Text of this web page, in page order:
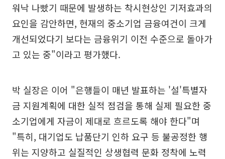
워낙 나빴기 때문에 발생하는 착시현상인 기저효과의
요인을 감안하면, 현재의 중소기업 금융여건이 크게
개선되었다기 보다는 금융위기 이전 수준으로 돌아가
고 있는 중"이라고 평가했다.
박 실장은 이어 "은행들이 매년 발표하는 '설'특별자
금 지원계획에 대한 실적 점검을 통해 실제 필요한 중
소기업에게 자금이 제대로 흐르도록 해야 한다"며
"특히, 대기업도 납품단기 인하 요구 등 불공정한 행
위는 지양하고 실질적인 상생협력 문화 정착에 노력